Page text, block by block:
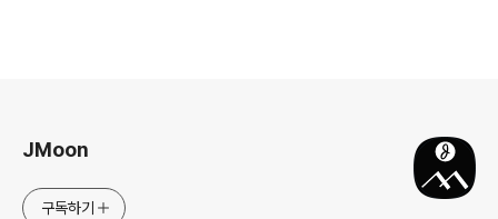
JMoon
구독하기